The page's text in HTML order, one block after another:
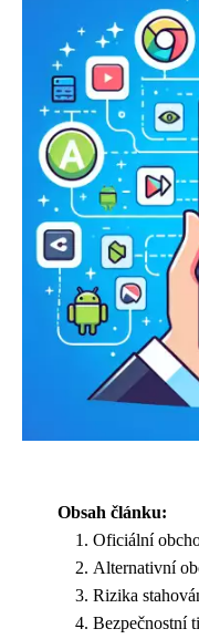
Obsah článku:
Oficiální
Alternativní
Rizika
Bezpečnostní